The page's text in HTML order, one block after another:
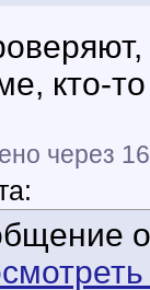
кто-
через